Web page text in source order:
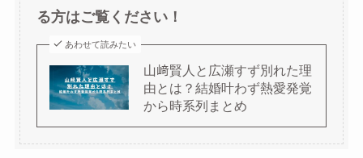
る方はご覧ください！
あわせて読みたい
山﨑賢人と広瀬すず別れた理
由とは？結婚叶わず熱愛発覚
から時系列まとめ